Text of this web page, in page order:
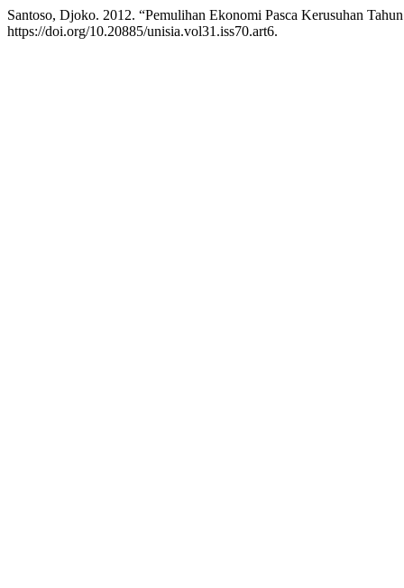
Santoso, Djoko. 2012. “Pemulihan Ekonomi Pasca Kerusuhan
https://doi.org/10.20885/unisia.vol31.iss70.art6.